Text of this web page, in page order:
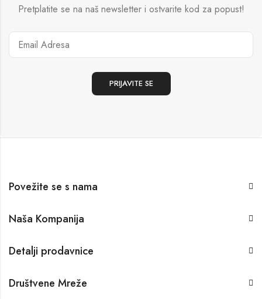
Pretplatite se na naš newsletter i ostvarite kod za popust!
Povežite se s nama
Naša Kompanija
Detalji prodavnice
Društvene Mreže